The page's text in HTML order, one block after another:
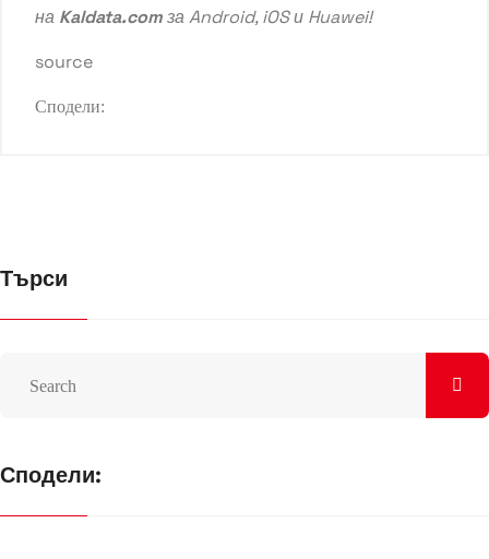
на Kaldata.comзаAndroid,iOSи Huawei!
source
Сподели:
Търси
Сподели: